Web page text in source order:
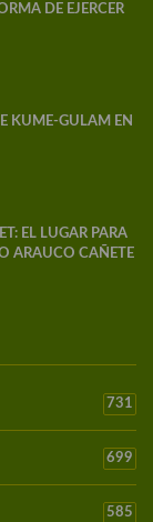
DE EJERCER
KUME-GULAM EN
EL LUGAR PARA
ARAUCO CAÑETE
731
699
585